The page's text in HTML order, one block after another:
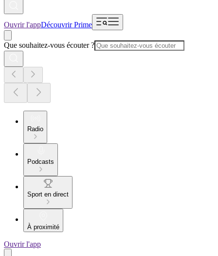
Ouvrir l'appDécouvrir Prime
Que souhaitez-vous écouter ?
Radio
Podcasts
Sport en direct
À proximité
Ouvrir l'app